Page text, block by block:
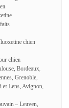
chien
chien
Bordeaux,
Grenoble,
et Lens, Avignon,
– Leuven,